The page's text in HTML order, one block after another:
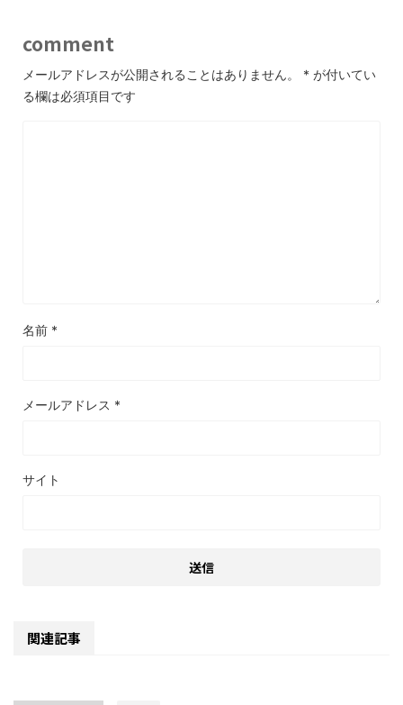
comment
メールアドレスが公開されることはありません。 * が付いてい
る欄は必須項目です
名前 *
メールアドレス *
サイト
関連記事